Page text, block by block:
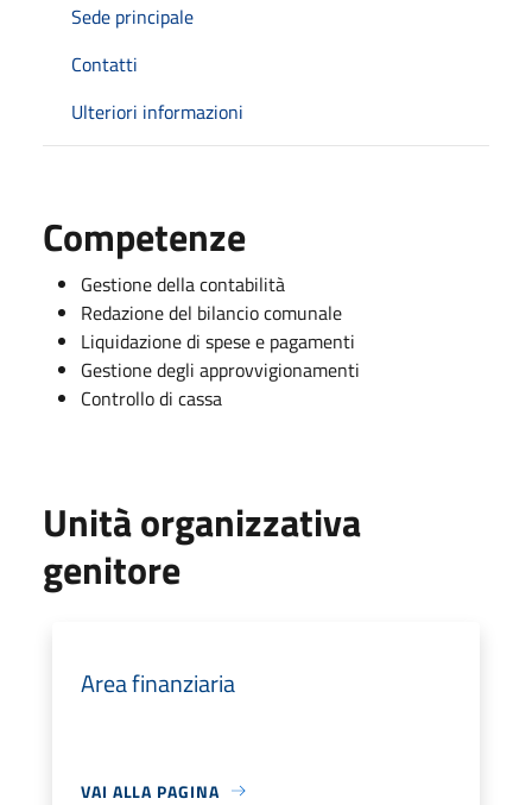
Sede principale
Contatti
Ulteriori informazioni
Competenze
Gestione della contabilità
Redazione del bilancio comunale
Liquidazione di spese e pagamenti
Gestione degli approvvigionamenti
Controllo di cassa
Unità organizzativa
genitore
Area finanziaria
VAI ALLA PAGINA